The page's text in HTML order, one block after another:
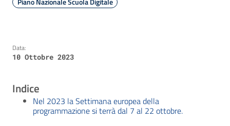
Data:
10 Ottobre 2023
Indice
Nel 2023 la Settimana europea della
programmazione si terrà dal 7 al 22 ottobre.